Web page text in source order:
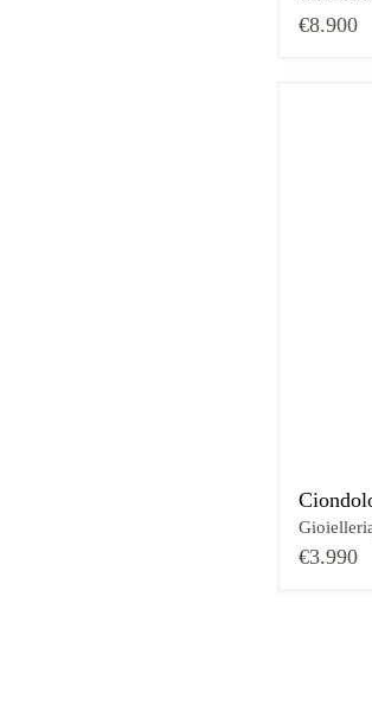
€8.900
€3.990